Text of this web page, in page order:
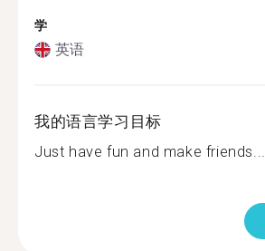
学
英语
我的语言学习目标
Just have fun and make friends...